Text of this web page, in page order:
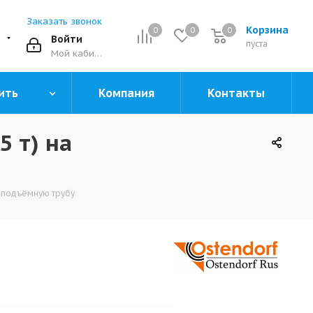
0 0 Корзина
0
пуста
0
Заказать звонок
Войти
Мой кабинет
Компания Контакты
т) на
подъёмную трубу